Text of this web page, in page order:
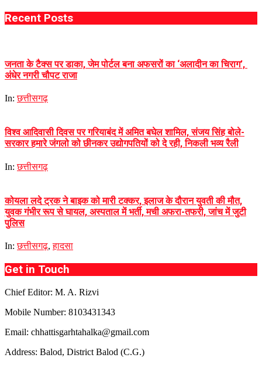
Recent Posts
जनता के टैक्स पर डाका, जेम पोर्टल बना अफसरों का ‘अलादीन का चिराग’, ​
अंधेर नगरी चौपट राजा
In: छत्तीसगढ़
विश्व आदिवासी दिवस पर गरियाबंद में अमित बघेल शामिल, संजय सिंह बोले-
सरकार हमारे जंगलो को छीनकर उद्योगपतियों को दे रही, निकली भव्य रैली
In: छत्तीसगढ़
कोयला लदे ट्रक ने बाइक को मारी टक्कर, इलाज के दौरान युवती की मौत,
युवक गंभीर रूप से घायल, अस्पताल में भर्ती, मची अफरा-तफरी, जांच में जुटी
पुलिस
In: छत्तीसगढ़,हादसा
Get in Touch
Chief Editor: M. A. Rizvi
Mobile Number: 8103431343
Email: chhattisgarhtahalka@gmail.com
Address: Balod, District Balod (C.G.)